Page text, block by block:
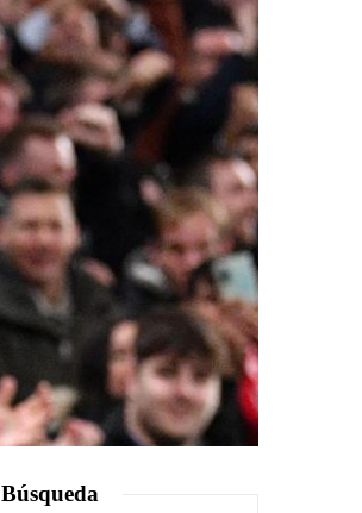
Búsqueda